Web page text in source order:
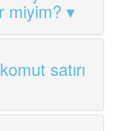
miyim?
satırı